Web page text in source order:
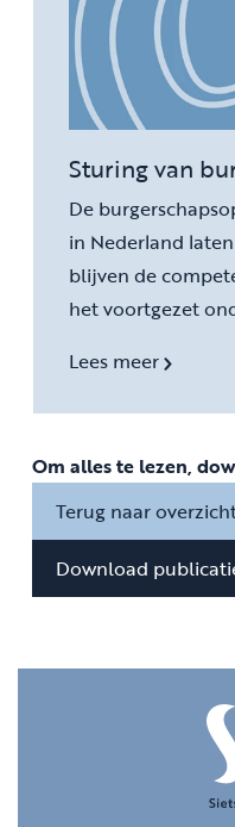
Sturing van
De
in Nederland
blijven de
het voortgezet
Lees meer
Om alles te lezen,
Terug naar
Download